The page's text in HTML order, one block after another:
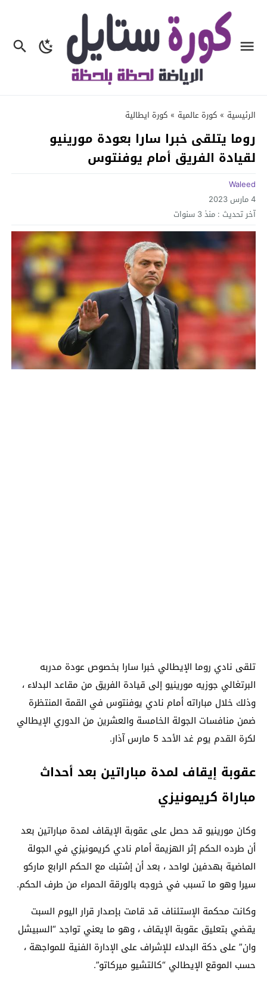
الرئيسية » كورة عالمية » كورة ايطالية
روما يتلقى خبرا سارا بعودة مورينيو
لقيادة الفريق أمام يوفنتوس
Waleed
4 مارس 2023
آخر تحديث : منذ 3 سنوات
تلقى نادي روما الإيطالي خبرا سارا بخصوص عودة مدربه
البرتغالي جوزيه مورينيو إلى قيادة الفريق من مقاعد البدلاء ،
وذلك خلال مباراته أمام نادي يوفنتوس في القمة المنتظرة
ضمن منافسات الجولة الخامسة والعشرين من الدوري الإيطالي
لكرة القدم يوم غد الأحد 5 مارس آذار.
عقوبة إيقاف لمدة مباراتين بعد أحداث
مباراة كريمونيزي
وكان مورينيو قد حصل على عقوبة الإيقاف لمدة مباراتين بعد
أن طرده الحكم إثر الهزيمة أمام نادي كريمونيزي في الجولة
الماضية بهدفين لواحد ، بعد أن إشتبك مع الحكم الرابع ماركو
سيرا وهو ما تسبب في خروجه بالورقة الحمراء من طرف الحكم.
وكانت محكمة الإستئناف قد قامت بإصدار قرار اليوم السبت
يقضي بتعليق عقوبة الإيقاف ، وهو ما يعني تواجد “السبيشل
وان” على دكة البدلاء للإشراف على الإدارة الفنية للمواجهة ،
حسب الموقع الإيطالي “كالتشيو ميركاتو”.